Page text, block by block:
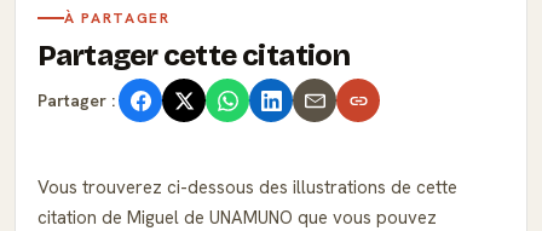
À PARTAGER
Partager cette citation
Partager :
Vous trouverez ci-dessous des illustrations de cette
citation de Miguel de UNAMUNO que vous pouvez